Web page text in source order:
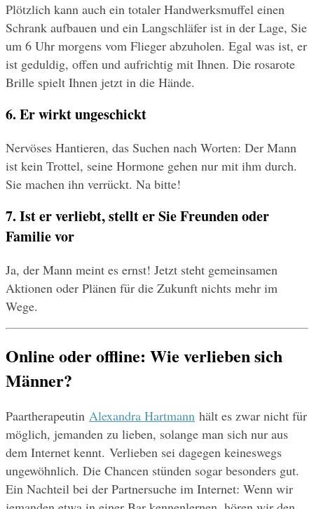
Plötzlich kann auch ein totaler Handwerksmuffel einen
Schrank aufbauen und ein Langschläfer ist in der Lage, Sie
um 6 Uhr morgens vom Flieger abzuholen. Egal was ist, er
ist geduldig, offen und aufrichtig mit Ihnen. Die rosarote
Brille spielt Ihnen jetzt in die Hände.
6. Er wirkt ungeschickt
Nervöses Hantieren, das Suchen nach Worten: Der Mann
ist kein Trottel, seine Hormone gehen nur mit ihm durch.
Sie machen ihn verrückt. Na bitte!
7. Ist er verliebt, stellt er Sie Freunden oder
Familie vor
Ja, der Mann meint es ernst! Jetzt steht gemeinsamen
Aktionen oder Plänen für die Zukunft nichts mehr im
Wege.
Online oder offline: Wie verlieben sich
Männer?
Paartherapeutin Alexandra Hartmann hält es zwar nicht für
möglich, jemanden zu lieben, solange man sich nur aus
dem Internet kennt. Verlieben sei dagegen keineswegs
ungewöhnlich. Die Chancen stünden sogar besonders gut.
Ein Nachteil bei der Partnersuche im Internet: Wenn wir